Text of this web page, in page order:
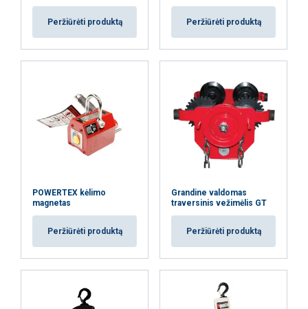
Savybės:
Medžiaga:
Temperatūros diapazonas:
Padengimas:
Standartas:
Atsargos koeficientas:
Peržiūrėti produktą Peržiūrėti produktą
POWERTEX kėlimo
magnetas
Peržiūrėti produktą
Grandine valdomas
traversinis vežimėlis GT
Peržiūrėti produktą